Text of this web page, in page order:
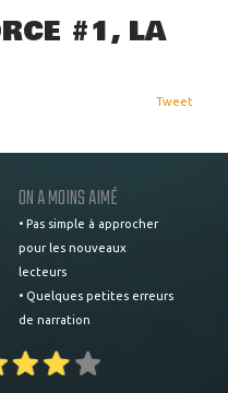
#1, LA
Tweet
ON A MOINS AIMÉ
• Pas simple à approcher
pour les nouveaux
lecteurs
• Quelques petites erreurs
de narration